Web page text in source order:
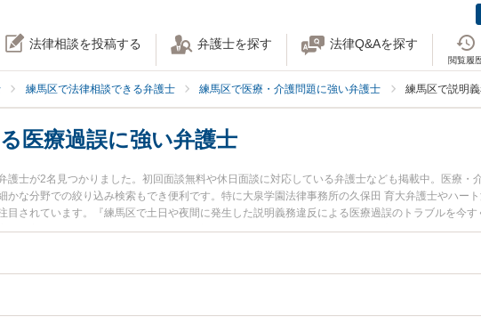
法律相談を投稿する 弁護士を探す 法律Q&Aを探す
閲覧履
練馬区で法律相談できる弁護士 練馬区で医療・介護問題に強い弁護士 練馬区で説明
医療過誤に強い弁護士
護士が2名見つかりました。初回面談無料や休日面談に対応している弁護士なども掲載中。医療・
な分野での絞り込み検索もでき便利です。特に大泉学園法律事務所の久保田 育大弁護士やハー
されています。『練馬区で土日や夜間に発生した説明義務違反による医療過誤のトラブルを今す
績豊富な近くの弁護士を検索したい』『初回相談無料で説明義務違反による医療過誤を法律相談
です。